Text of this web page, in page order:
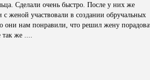
Сделали очень быстро. После у них же
с женой участвовали в создании обручальных
они нам понравили, что решил жену
же ....